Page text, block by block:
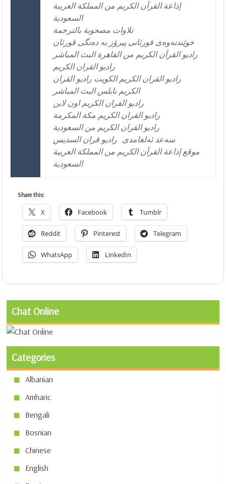
إذاعة القرآن الكريم من المملكة العربية
السعودية
تلاوات مصحوبة بالترجمة
خوێندنه‌وه‌ی قورئانی پیرۆز به‌ ده‌نگی قورئان
راديو القرآن الكريم من القاهرة البث المباشر
راديو القران الكريم
راديو القران الكريم الكويت راديو القران
الكريم نابلس البث المباشر
راديو القران الكريم اون لاين
راديو القران الكريم مكة المكرمة
راديو القران الكريم من السعودية
راديو قران السديس سه‌عد ئه‌لغامدی
موقع إذاعة القرآن الكريم من المملكة العربية
السعودية
Share this:
X Facebook Tumblr
Reddit Pinterest Telegram
WhatsApp LinkedIn
Chat Online
Categories
Albanian
Amharic
Bengali
Bosnian
Chinese
English